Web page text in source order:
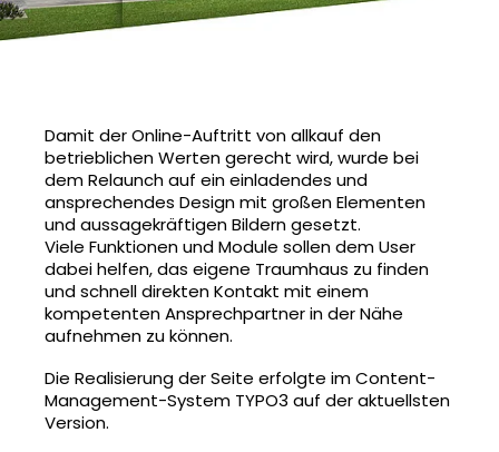
Damit der Online-Auftritt von allkauf den
betrieblichen Werten gerecht wird, wurde bei
dem Relaunch auf ein einladendes und
ansprechendes Design mit großen Elementen
und aussagekräftigen Bildern gesetzt.
Viele Funktionen und Module sollen dem User
dabei helfen, das eigene Traumhaus zu finden
und schnell direkten Kontakt mit einem
kompetenten Ansprechpartner in der Nähe
aufnehmen zu können.
Die Realisierung der Seite erfolgte im Content-
Management-System TYPO3 auf der aktuellsten
Version.